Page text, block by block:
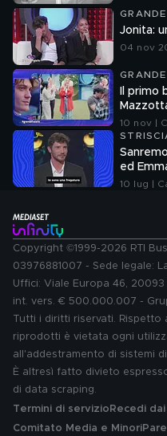
Jonita:
04 nov
Il primo
10 nov |
Sanremo,
ed
10 lug |
Copyright ©1999-2026 RTI
03976881007 - Sede legale:
Uffici: Viale Europa 46,
int. vers. € 500.000.007 -
Tutti i diritti riservati.
riprodotti è vietata ogni
all'addestramento di sistemi
È altresì fatto divieto
di data scraping.
Termini di servizio Recedi
Comitato Media e Minori